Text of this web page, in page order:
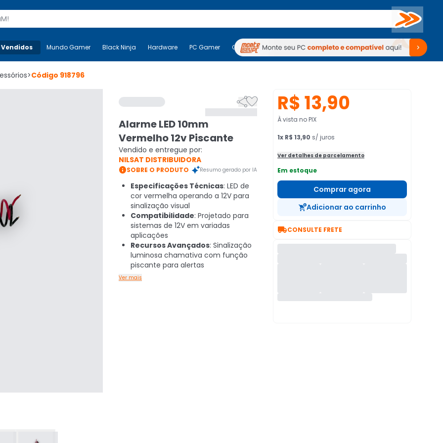
Buscar
Mais-v- Mundo Gamer Black Ninja Hardware PC Gamer Computadores Periféricos TV Venda no KaBuM!
Mundo Gamer Black Ninja Hardware PC Gamer Computadores Periféricos TV Venda no KaBuM!
>Código 918796

Alarme LED 10mm
Vermelho 12v Piscante
Vendido e entregue por:
NILSAT DISTRIBUIDORA
SOBRE O PRODUTO Resumo gerado por IA
Especificações Técnicas: LED de
cor vermelha operando a 12V para
sinalização visual
Compatibilidade: Projetado para
sistemas de 12V em variadas
aplicações
Recursos Avançados: Sinalização
luminosa chamativa com função
piscante para alertas
Ver mais
R$ 13,90
À vista no PIX
1x R$ 13,90 s/ juros
Ver detalhes de parcelamento
Em estoque
Comprar agora
Adicionar ao carrinho
CONSULTE FRETE